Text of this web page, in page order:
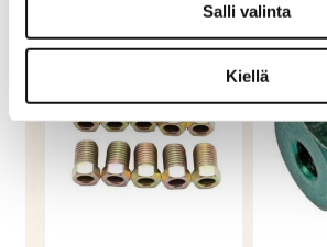
Salli valinta
Kiellä